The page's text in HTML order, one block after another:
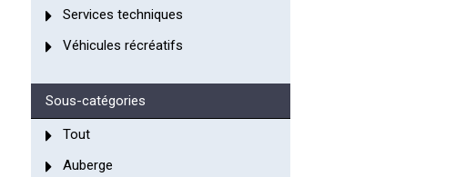
Services techniques
Véhicules récréatifs
Sous-catégories
Tout
Auberge